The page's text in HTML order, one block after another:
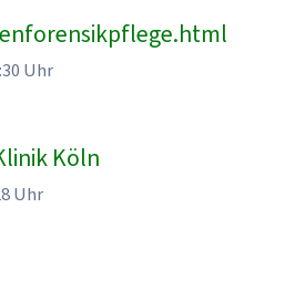
Uhr
Köln
Uhr